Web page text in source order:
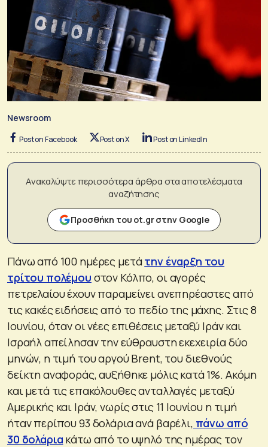
Newsroom
Post on Facebook Post on X Post on LinkedIn
Ανακαλύψτε περισσότερα άρθρα στα αποτελέσματα
αναζήτησης
Προσθήκη του ot.gr στην Google
Πάνω από 100 ημέρες μετάτην έναρξη του
τρίτου πολέμου στον Κόλπο, οι αγορές
πετρελαίου έχουν παραμείνει ανεπηρέαστες από
τις κακές ειδήσεις από το πεδίο της μάχης. Στις 8
Ιουνίου, όταν οι νέες επιθέσεις μεταξύ Ιράν και
Ισραήλ απείλησαν την εύθραυστη εκεχειρία δύο
μηνών, η τιμή του αργού Brent, του διεθνούς
δείκτη αναφοράς, αυξήθηκε μόλις κατά 1%. Ακόμη
και μετά τις επακόλουθες ανταλλαγές μεταξύ
Αμερικής και Ιράν, νωρίς στις 11 Ιουνίου η τιμή
ήταν περίπου 93 δολάρια ανά βαρέλι, πάνω από
30 δολάρια κάτω από το υψηλό της ημέρας τον